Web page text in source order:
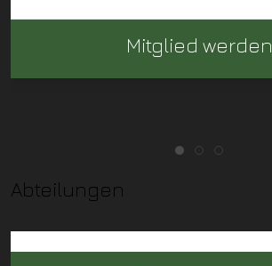
Mitglied werden
Abteilungen